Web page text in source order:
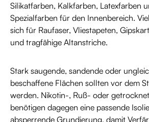
Silikatfarben, Kalkfarben, Latexfarben
Spezialfarben für den Innenbereich.
sich für Raufaser, Vliestapeten,
und tragfähige Altanstriche.
Stark saugende, sandende oder
beschaffene Flächen sollten vor dem
werden. Nikotin-, Ruß- oder
benötigen dagegen eine passende
absperrende Grundierung, damit